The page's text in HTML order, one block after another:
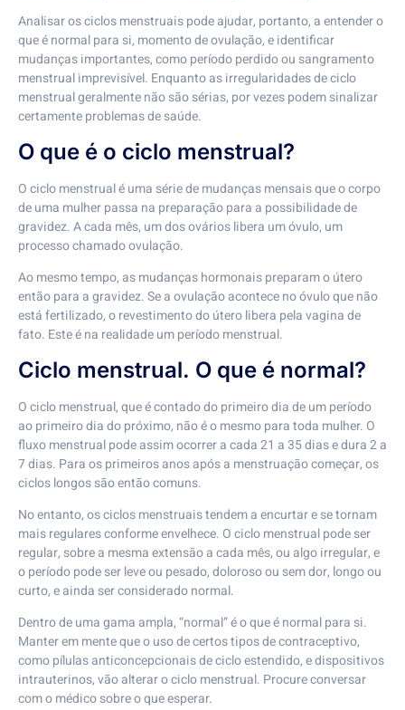
Analisar os ciclos menstruais pode ajudar, portanto, a entender o
que é normal para si, momento de ovulação, e identificar
mudanças importantes, como período perdido ou sangramento
menstrual imprevisível. Enquanto as irregularidades de ciclo
menstrual geralmente não são sérias, por vezes podem sinalizar
certamente problemas de saúde.
O que é o ciclo menstrual?
O ciclo menstrual é uma série de mudanças mensais que o corpo
de uma mulher passa na preparação para a possibilidade de
gravidez. A cada mês, um dos ovários libera um óvulo, um
processo chamado ovulação.
Ao mesmo tempo, as mudanças hormonais preparam o útero
então para a gravidez. Se a ovulação acontece no óvulo que não
está fertilizado, o revestimento do útero libera pela vagina de
fato. Este é na realidade um período menstrual.
Ciclo menstrual. O que é normal?
O ciclo menstrual, que é contado do primeiro dia de um período
ao primeiro dia do próximo, não é o mesmo para toda mulher. O
fluxo menstrual pode assim ocorrer a cada 21 a 35 dias e dura 2 a
7 dias. Para os primeiros anos após a menstruação começar, os
ciclos longos são então comuns.
No entanto, os ciclos menstruais tendem a encurtar e se tornam
mais regulares conforme envelhece. O ciclo menstrual pode ser
regular, sobre a mesma extensão a cada mês, ou algo irregular, e
o período pode ser leve ou pesado, doloroso ou sem dor, longo ou
curto, e ainda ser considerado normal.
Dentro de uma gama ampla, “normal” é o que é normal para si.
Manter em mente que o uso de certos tipos de contraceptivo,
como pílulas anticoncepcionais de ciclo estendido, e dispositivos
intrauterinos, vão alterar o ciclo menstrual. Procure conversar
com o médico sobre o que esperar.